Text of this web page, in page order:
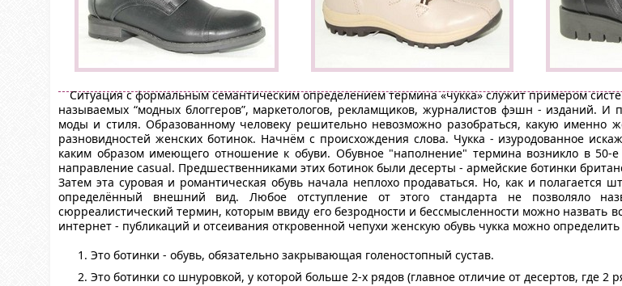
Ситуация с формальным семантическим определением термина «чукка» служит примером
называемых “модных блоггеров”, маркетологов, рекламщиков, журналистов фэшн - изданий.
моды и стиля. Образованному человеку решительно невозможно разобраться, какую именно
разновидностей женских ботинок. Начнём с происхождения слова. Чукка - изуродованное
каким образом имеющего отношение к обуви. Обувное "наполнение" термина возникло в 50-
направление casual. Предшественниками этих ботинок были десерты - армейские ботинки
Затем эта суровая и романтическая обувь начала неплохо продаваться. Но, как и
определённый внешний вид. Любое отступление от этого стандарта не позволяло
сюрреалистический термин, которым ввиду его безродности и бессмысленности можно назвать
интернет - публикаций и отсеивания откровенной чепухи женскую обувь чукка можно
Это ботинки - обувь, обязательно закрывающая голеностопный сустав.
Это ботинки со шнуровкой, у которой больше 2-х рядов (главное отличие от десертов, где